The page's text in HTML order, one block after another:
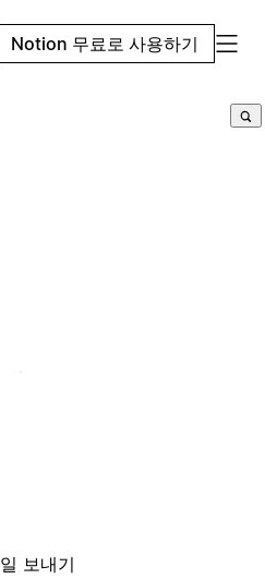
Notion 무료로 사용하기
보내기